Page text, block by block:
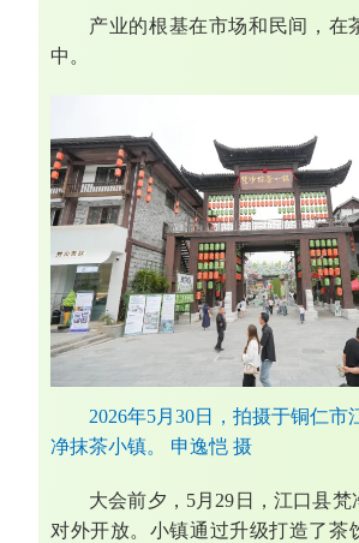
产业的根基在市场和民间，在
中。
2026年5月30日，拍摄于铜仁市
净抹茶小镇。 申逸恺 摄
大会前夕，5月29日，江口县
对外开放。小镇通过升级打造了茶